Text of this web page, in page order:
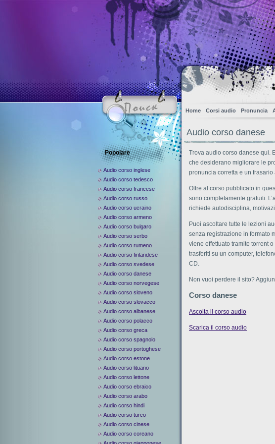
Home Corsi audio Pronuncia
Audio corso danese
Trova audio corso danese qui.
che desiderano migliorare le
pronuncia corretta e un frasario
Oltre al corso pubblicato in
sono completamente gratuiti.
richiede autodisciplina,
Puoi ascoltare tutte le lezioni
senza registrazione in formato
viene effettuato tramite torrent
trasferiti su un computer,
CD.
Non vuoi perdere il sito?
Corso danese
Ascolta il corso audio
Scarica il corso audio
Popolare
Audio corso inglese
Audio corso tedesco
Audio corso francese
Audio corso russo
Audio corso ucraino
Audio corso armeno
Audio corso bulgaro
Audio corso serbo
Audio corso rumeno
Audio corso finlandese
Audio corso svedese
Audio corso danese
Audio corso norvegese
Audio corso sloveno
Audio corso slovacco
Audio corso albanese
Audio corso polacco
Audio corso greca
Audio corso spagnolo
Audio corso portoghese
Audio corso estone
Audio corso lituano
Audio corso lettone
Audio corso ebraico
Audio corso arabo
Audio corso hindi
Audio corso turco
Audio corso cinese
Audio corso coreano